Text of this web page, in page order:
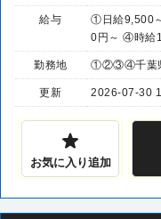
給与
①日給9,500
0円～ ④時給
勤務地 ①②③④千葉
更新 2026-07-30
お気に入り追加